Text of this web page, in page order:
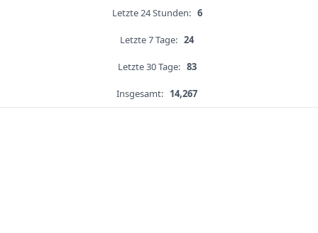
Letzte 24 Stunden: 6
Letzte 7 Tage: 24
Letzte 30 Tage: 83
Insgesamt: 14,267